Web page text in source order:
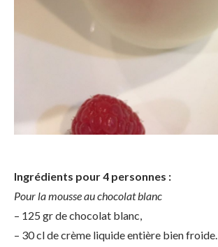
Ingrédients pour 4 personnes :
Pour la mousse au chocolat blanc
– 125 gr de chocolat blanc,
– 30 cl de crème liquide entière bien froide.